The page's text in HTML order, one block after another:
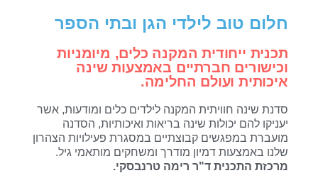
חלום טוב לילדי הגן ובתי הספר
תכנית ייחודית המקנה כלים, מיומניות
וכישורים חברתיים באמצעות שינה
איכותית ועולם החלימה.
סדנת שינה חוויתית המקנה לילדים כלים ומודעות, אשר
יעניקו להם יכולות שינה בריאות ואיכותיות, הסדנה
מועברת במפגשים קבוצתיים במסגרת פעילויות הצהרון
שלנו באמצעות דמיון מודרך ומשחקים מותאמי גיל.
מרכזת התכנית ד"ר רימה טרנבסקי.